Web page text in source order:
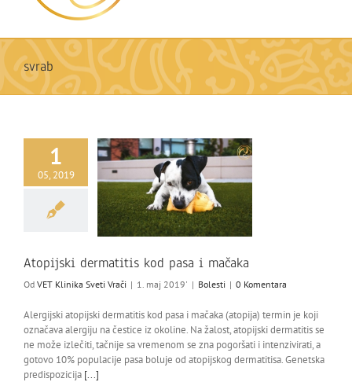
svrab
1
05, 2019
Atopijski dermatitis kod pasa
i mačaka
Atopijski dermatitis kod pasa i mačaka
Od VET Klinika Sveti Vrači | 1. maj 2019' | Bolesti | 0 Komentara
Alergijski atopijski dermatitis kod pasa i mačaka (atopija) termin je koji
označava alergiju na čestice iz okoline. Na žalost, atopijski dermatitis se
ne može izlečiti, tačnije sa vremenom se zna pogoršati i intenzivirati, a
gotovo 10% populacije pasa boluje od atopijskog dermatitisa. Genetska
predispozicija [...]